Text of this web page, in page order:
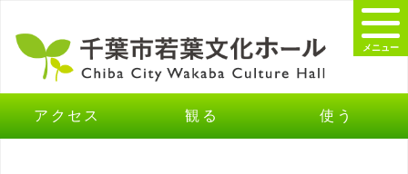
アクセス 観る 使う
メニュー